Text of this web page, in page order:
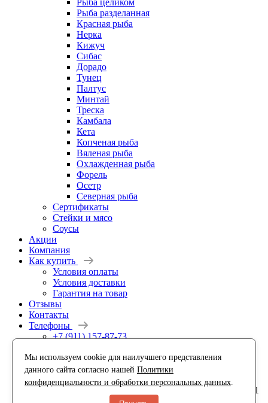
Рыба целиком
Рыба разделанная
Красная рыба
Нерка
Кижуч
Сибас
Дорадо
Тунец
Палтус
Минтай
Треска
Камбала
Кета
Копченая рыба
Вяленая рыба
Охлажденная рыба
Форель
Осетр
Северная рыба
Сертификаты
Стейки и мясо
Соусы
Акции
Компания
Как купить
Условия оплаты
Условия доставки
Гарантия на товар
Отзывы
Контакты
Телефоны
+7 (911) 157-87-73
Заказать звонок
Контактная информация
196158, Россия, Санкт-Петербург, Московское шоссе, 21
Мы используем cookie для наилучшего представления
данного сайта согласно нашей Политики
конфиденциальности и обработки персональных данных.